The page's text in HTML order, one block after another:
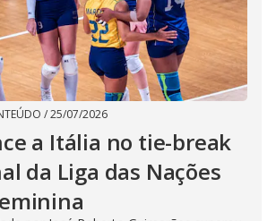
/25/07/2026
a Itália no tie-break
da Liga das Nações